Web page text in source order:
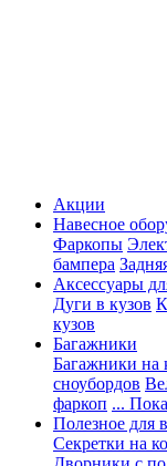
Акции
Навесное
Фаркопы
бампера
Аксессуары
Дуги в кузов
кузов
Багажники
Багажники
сноубордов
фаркоп ...
Полезное для
Секретки на